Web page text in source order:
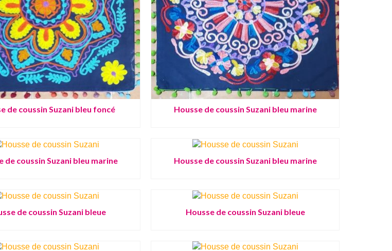
de coussin Suzani bleu foncé Housse de coussin Suzani bleu marine
de coussin Suzani bleu marine Housse de coussin Suzani bleu marine
de coussin Suzani bleue Housse de coussin Suzani bleue